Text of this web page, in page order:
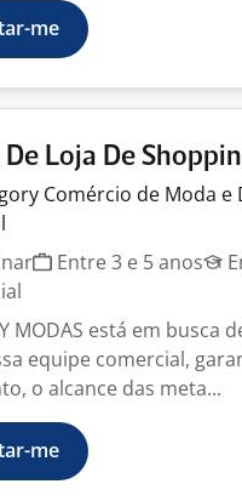
me
Loja De
Comércio de Moda e
Entre 3 e 5 anos
MODAS está em busca
equipe comercial,
o alcance das meta...
me